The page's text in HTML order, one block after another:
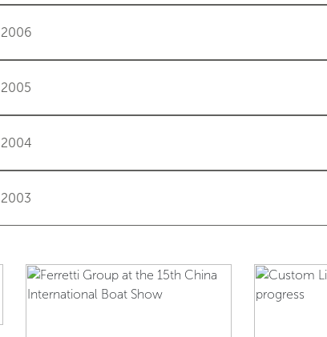
2006
2005
2004
2003